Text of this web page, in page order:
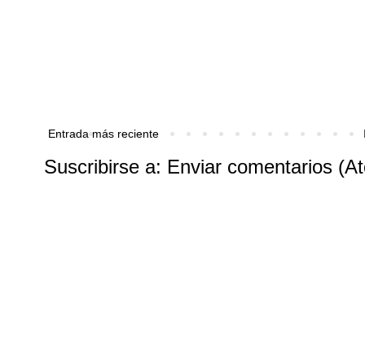
Entrada más reciente
Suscribirse a: Enviar comentarios